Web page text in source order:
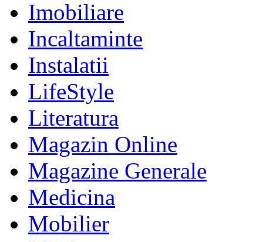
Imobiliare
Incaltaminte
Instalatii
LifeStyle
Literatura
Magazin Online
Magazine Generale
Medicina
Mobilier